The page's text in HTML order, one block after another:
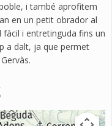
i també aprofitem
en un petit obrador al
i entretinguda fins un
a dalt, ja que permet